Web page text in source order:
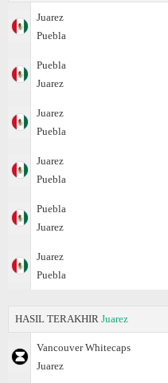
Juаrez
Puebla
Puebla
Juаrez
Juаrez
Puebla
Juаrez
Puebla
Puebla
Juаrez
Juаrez
Puebla
HASIL TERAKHIR Juаrez
Vancouver Whitecaps
Juаrez